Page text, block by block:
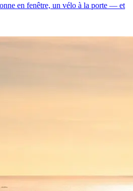
en fenêtre, un vélo à la porte — et